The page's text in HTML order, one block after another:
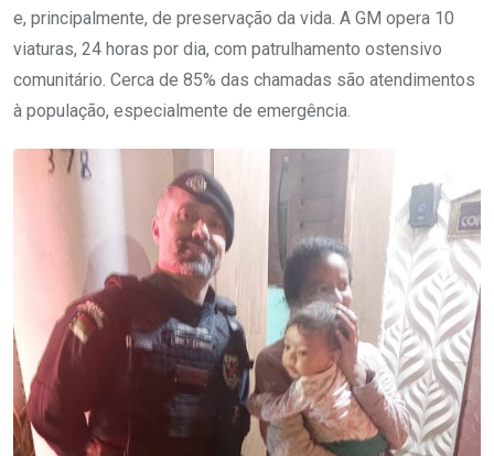
e, principalmente, de preservação da vida. A GM opera 10
viaturas, 24 horas por dia, com patrulhamento ostensivo
comunitário. Cerca de 85% das chamadas são atendimentos
à população, especialmente de emergência.